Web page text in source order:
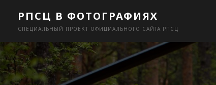
content
РПСЦ В ФОТОГРАФИЯХ
СПЕЦИАЛЬНЫЙ ПРОЕКТ ОФИЦИАЛЬНОГО САЙТА РПСЦ